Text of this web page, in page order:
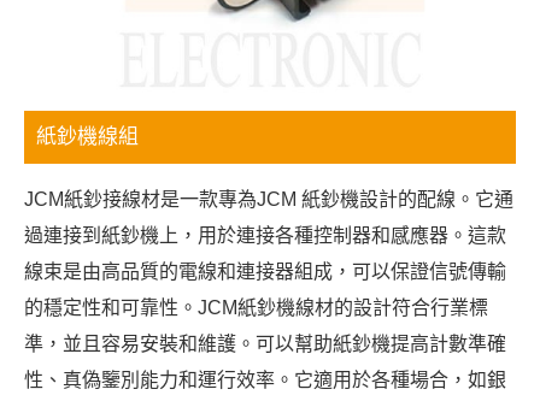
紙鈔機線組
JCM紙鈔接線材是一款專為JCM 紙鈔機設計的配線。它通
過連接到紙鈔機上，用於連接各種控制器和感應器。這款
線束是由高品質的電線和連接器組成，可以保證信號傳輸
的穩定性和可靠性。JCM紙鈔機線材的設計符合行業標
準，並且容易安裝和維護。可以幫助紙鈔機提高計數準確
性、真偽鑒別能力和運行效率。它適用於各種場合，如銀